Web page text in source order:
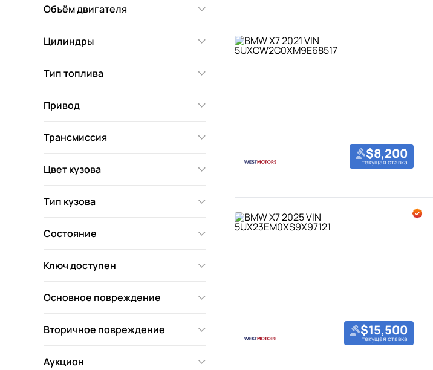
Объём двигателя
Цилиндры
Тип топлива
Привод
Трансмиссия
Цвет кузова
Тип кузова
Состояние
Ключ доступен
Основное повреждение
Вторичное повреждение
Аукцион
$8,200
текущая ставка
$15,500
текущая ставка